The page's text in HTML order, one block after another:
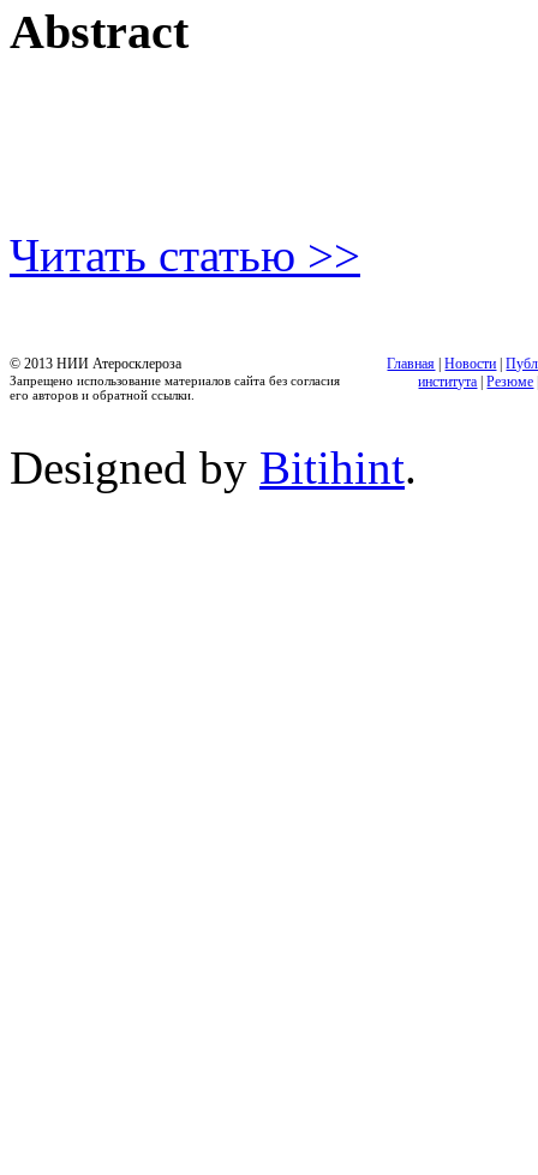
Abstract
Читать статью >>
© 2013 НИИ Атеросклероза
Запрещено использование материалов сайта без согласия
его авторов и обратной ссылки.
Главная |Новости |
института |Резюме
Designed by Bitihint.